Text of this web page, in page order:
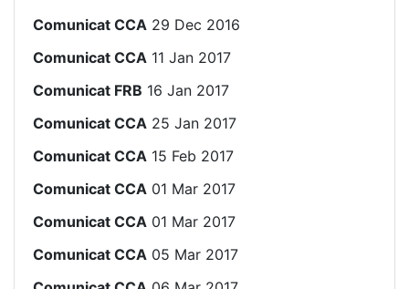
Comunicat CCA 29 Dec 2016
Comunicat CCA 11 Jan 2017
Comunicat FRB 16 Jan 2017
Comunicat CCA 25 Jan 2017
Comunicat CCA 15 Feb 2017
Comunicat CCA 01 Mar 2017
Comunicat CCA 01 Mar 2017
Comunicat CCA 05 Mar 2017